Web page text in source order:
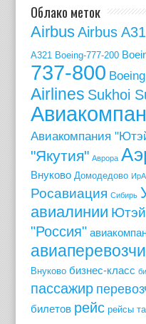
Облако меток
Airbus Airbus
A321 Boeing-777-200
737-800
Airlines Sukhoi
Авиакомпания
"Якутия" Аврора
Внуково Домодедово
Росавиация Сибирь
авиалинии
"Россия"
Внуково бизнес-класс
пассажир
билетов рейс рейсы